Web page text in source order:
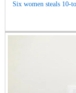
Six women steals 10-